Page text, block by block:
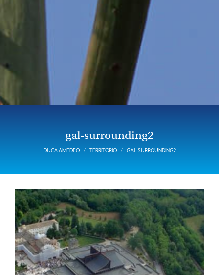
gal-surrounding2
DUCA AMEDEO TERRITORIO GAL-SURROUNDING2